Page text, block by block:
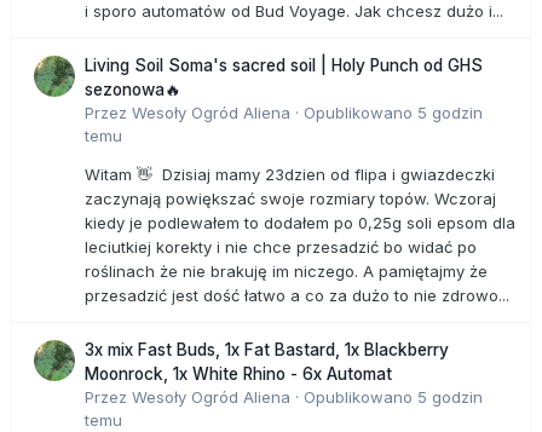
i sporo automatów od Bud Voyage. Jak chcesz dużo i...
Living Soil Soma's sacred soil | Holy Punch od GHS
sezonowa🔥
Przez Wesoły Ogród Aliena · Opublikowano 5 godzin
temu
Witam 👋 Dzisiaj mamy 23dzien od flipa i gwiazdeczki
zaczynają powiększać swoje rozmiary topów. Wczoraj
kiedy je podlewałem to dodałem po 0,25g soli epsom dla
leciutkiej korekty i nie chce przesadzić bo widać po
roślinach że nie brakuję im niczego. A pamiętajmy że
przesadzić jest dość łatwo a co za dużo to nie zdrowo...
3x mix Fast Buds, 1x Fat Bastard, 1x Blackberry
Moonrock, 1x White Rhino - 6x Automat
Przez Wesoły Ogród Aliena · Opublikowano 5 godzin
temu